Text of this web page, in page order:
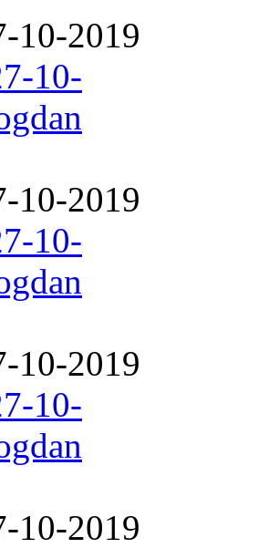
10-2019
10-2019
10-2019
10-2019